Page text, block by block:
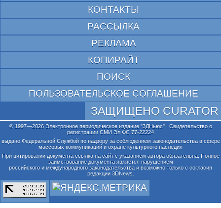
КОНТАКТЫ
РАССЫЛКА
РЕКЛАМА
КОПИРАЙТ
ПОИСК
ПОЛЬЗОВАТЕЛЬСКОЕ СОГЛАШЕНИЕ
ЗАЩИЩЕНО CURATOR
© 1997—2026 Электронное периодическое издание "3ДНьюс" | Свидетельство о
регистрации СМИ Эл ФС 77-22224
выдано Федеральной Службой по надзору за соблюдением законодательства в сфере
массовых коммуникаций и охране культурного наследия
При цитировании документа ссылка на сайт с указанием автора обязательна. Полное
заимствование документа является нарушением
российского и международного законодательства и возможно только с согласия
редакции 3DNews.